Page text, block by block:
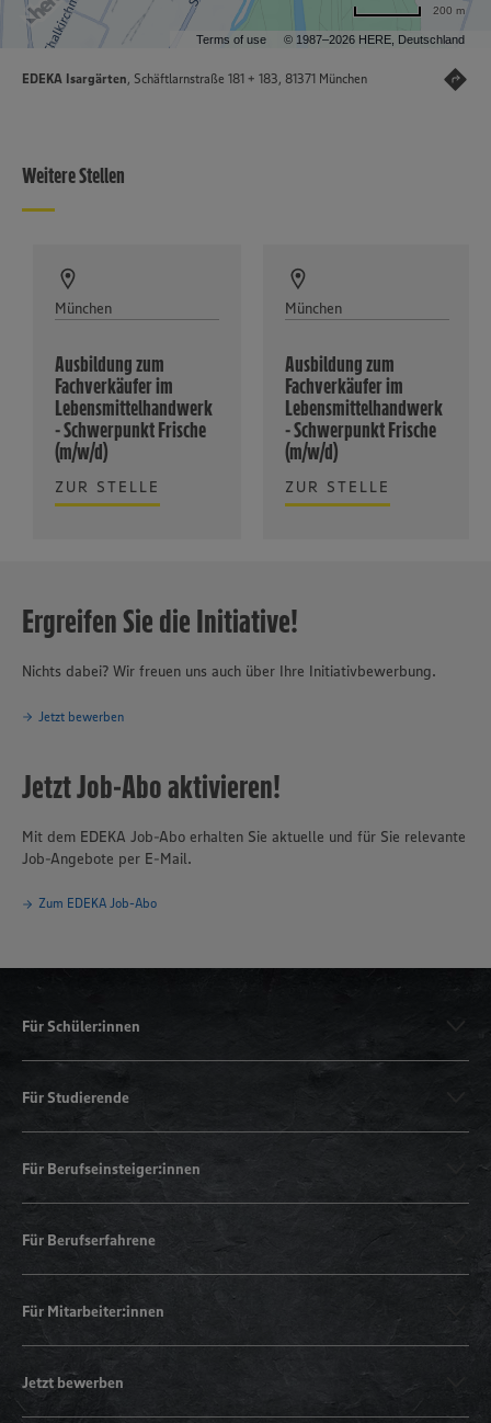
Terms of use © 1987–2026 HERE, Deutschland
200 m
EDEKA Isargärten, Schäftlarnstraße 181 + 183, 81371 München
Weitere Stellen
München
Ausbildung zum
Fachverkäufer im
Lebensmittelhandwerk
- Schwerpunkt Frische
(m/w/d)
ZUR STELLE
München
Ausbildung zum
Fachverkäufer im
Lebensmittelhandwerk
- Schwerpunkt Frische
(m/w/d)
ZUR STELLE
Ergreifen Sie die Initiative!
Nichts dabei? Wir freuen uns auch über Ihre Initiativbewerbung.
Jetzt bewerben
Jetzt Job-Abo aktivieren!
Mit dem EDEKA Job-Abo erhalten Sie aktuelle und für Sie relevante
Job-Angebote per E-Mail.
Zum EDEKA Job-Abo
Für Schüler:innen
Für Studierende
Für Berufseinsteiger:innen
Für Berufserfahrene
Für Mitarbeiter:innen
Jetzt bewerben